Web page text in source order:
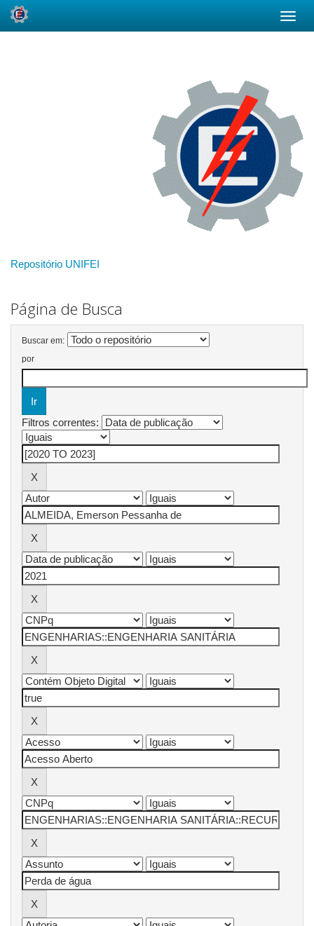
Repositório UNIFEI
Página de Busca
Buscar em:
por
Filtros correntes: